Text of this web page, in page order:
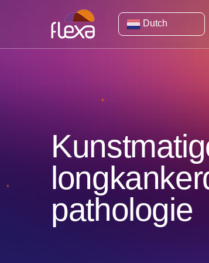
Dutch
pathologie